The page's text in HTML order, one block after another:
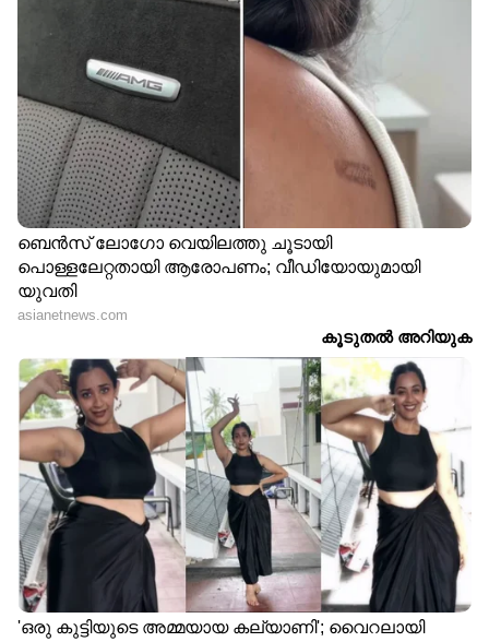
Image Credit :
തലകറക്കം
നിൽക്കുമ്പോഴും നടക്കുമ്പോഴുമൊക്കെ
ഇടയ്ക്കിടെ തലകറക്കം അനുഭവപ്പെടുന്നതും
നിർജ്ജലീകരണത്തിന്റെ ലക്ഷണമാണ്. ഇത്തരം
ലക്ഷണങ്ങളെ അവഗണിക്കരുത്.
LATEST VIDEOS
ABOUT THE AUTHOR
AS Ameena Shirin